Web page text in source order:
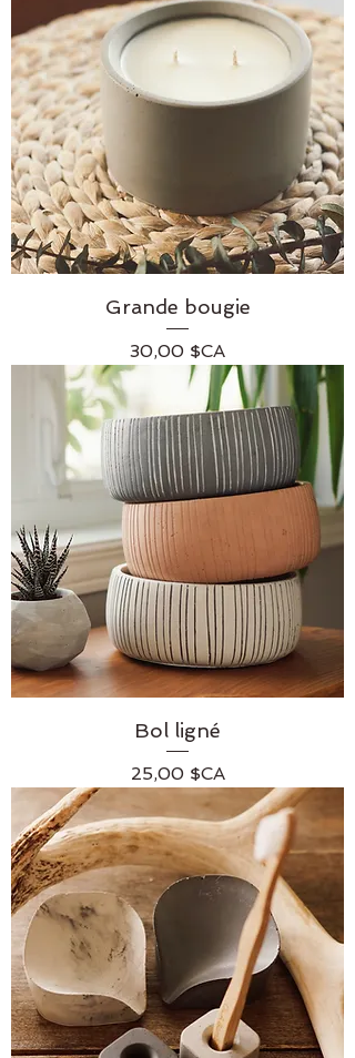
Grande bougie
Prix
30,00 $CA
Bol ligné
Prix
25,00 $CA